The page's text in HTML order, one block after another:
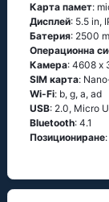
Карта памет:
Дисплей: 5.5 in,
Батерия: 2500
Операционна
Камера: 4608 x
SIM карта:
Wi-Fi: b, g, а, аd
USB: 2.0, Micro
Bluetooth: 4.1
Позициониране